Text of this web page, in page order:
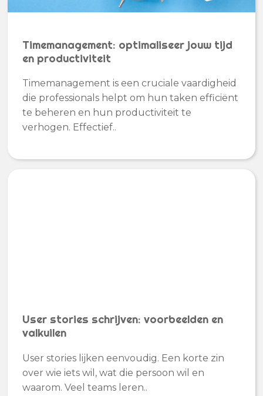
Timemanagement: optimaliseer jouw tijd
en productiviteit
Timemanagement is een cruciale vaardigheid
die professionals helpt om hun taken efficiënt
te beheren en hun productiviteit te
verhogen. Effectief..
User stories schrijven: voorbeelden en
valkuilen
User stories lijken eenvoudig. Een korte zin
over wie iets wil, wat die persoon wil en
waarom. Veel teams leren..